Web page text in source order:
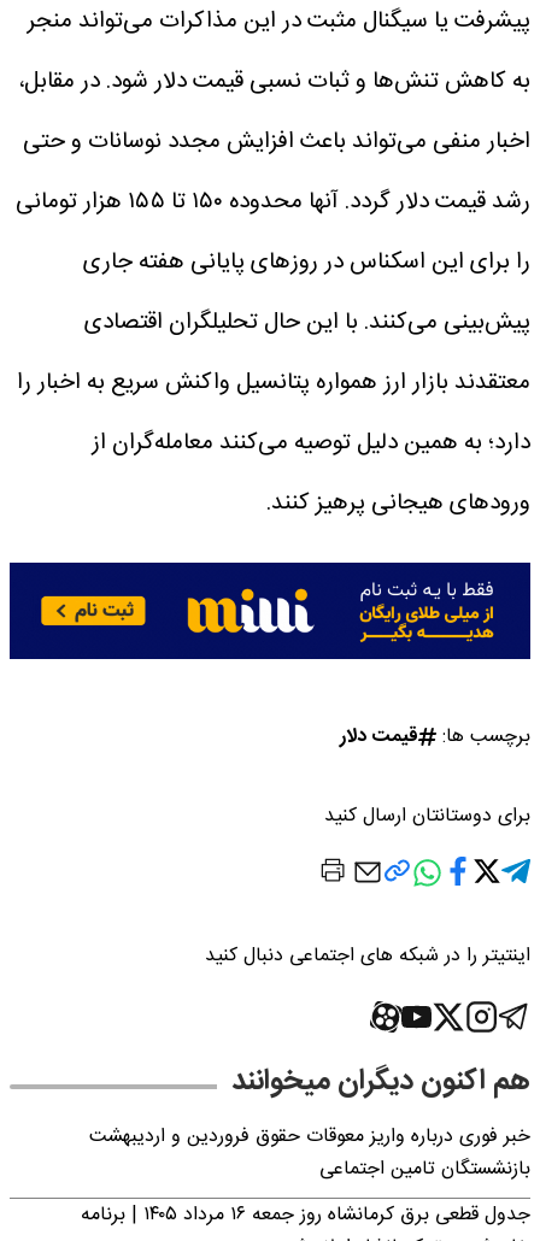
پیشرفت یا سیگنال مثبت در این مذاکرات می‌تواند منجر
به کاهش تنش‌ها و ثبات نسبی قیمت دلار شود.در مقابل،
اخبار منفی می‌تواند باعث افزایش مجدد نوسانات و حتی
رشد قیمت دلار گردد. آنها محدوده ۱۵۰ تا ۱۵۵ هزار تومانی
را برای این اسکناس در روزهای پایانی هفته جاری
پیش‌بینی می‌کنند. با این حال تحلیلگران اقتصادی
معتقدند بازار ارز همواره پتانسیل واکنش سریع به اخبار را
دارد؛ به همین دلیل توصیه می‌کنند معامله‌گران از
ورودهای هیجانی پرهیز کنند.
برچسب ها: قیمت دلار
برای دوستانتان ارسال کنید
اینتیتر را در شبکه های اجتماعی دنبال کنید
هم اکنون دیگران میخوانند
خبر فوری درباره واریز معوقات حقوق فروردین و اردیبهشت
بازنشستگان تامین اجتماعی
جدول قطعی برق کرمانشاه روز جمعه ۱۶ مرداد ۱۴۰۵ | برنامه